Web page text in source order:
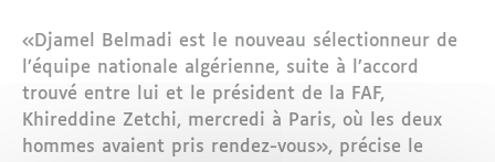
«Djamel Belmadi est le nouveau sélectionneur de
l’équipe nationale algérienne, suite à l’accord
trouvé entre lui et le président de la FAF,
Khireddine Zetchi, mercredi à Paris, où les deux
hommes avaient pris rendez-vous», précise le